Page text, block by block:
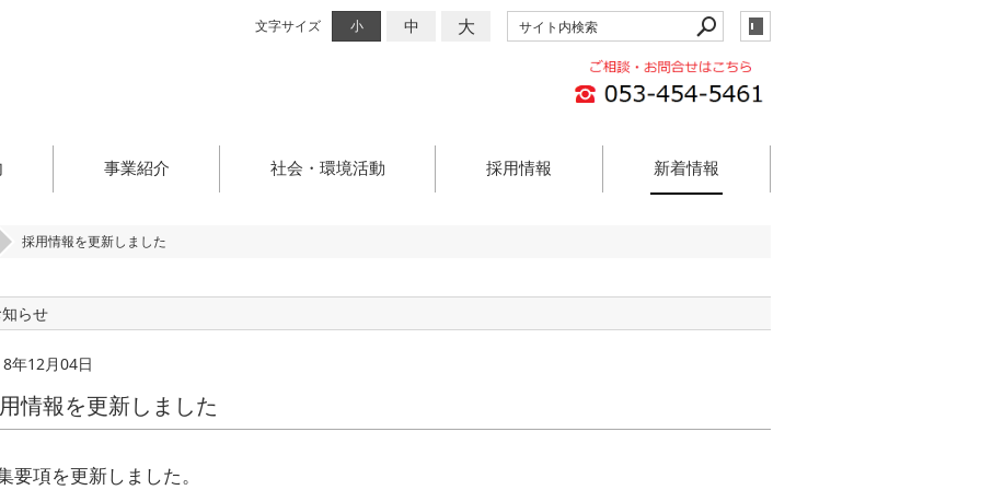
文字サイズ 小 中 大
事業紹介 社会・環境活動 採用情報 新着情報
採用情報を更新しました
らせ
年12月04日
情報を更新しました
要項を更新しました。